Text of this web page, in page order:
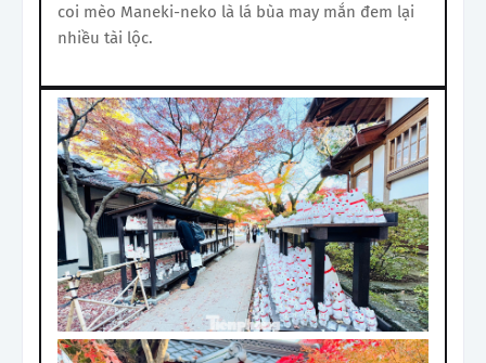
coi mèo Maneki-neko là lá bùa may mắn đem lại
nhiều tài lộc.